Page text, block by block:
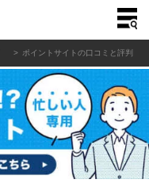
ポイントサイトの口コミと評判